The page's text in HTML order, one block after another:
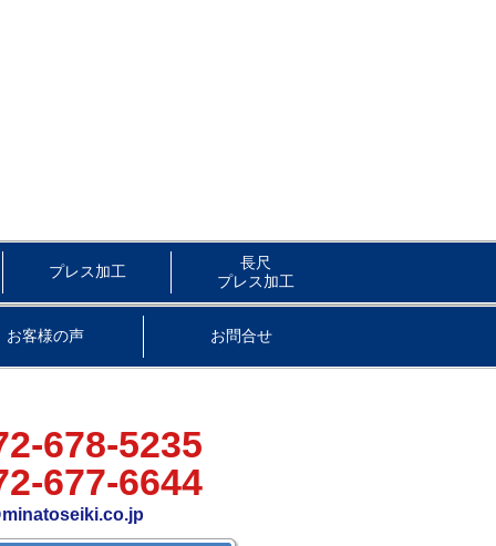
プレス加工
長尺
プレス加工
お客様の声 お問合せ
678-5235
677-6644